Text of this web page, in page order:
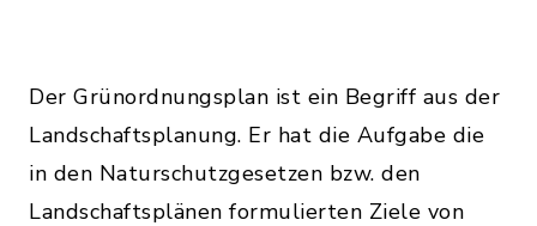
Der Grünordnungsplan ist ein Begriff aus der
Landschaftsplanung. Er hat die Aufgabe die
in den Naturschutzgesetzen bzw. den
Landschaftsplänen formulierten Ziele von